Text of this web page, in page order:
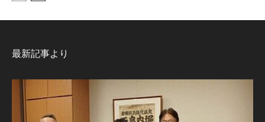
最新記事より